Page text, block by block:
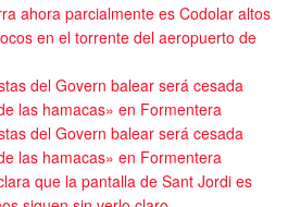
ahora parcialmente es Codolar altos
en el torrente del aeropuerto de
del Govern balear será cesada
las hamacas» en Formentera
del Govern balear será cesada
las hamacas» en Formentera
que la pantalla de Sant Jordi es